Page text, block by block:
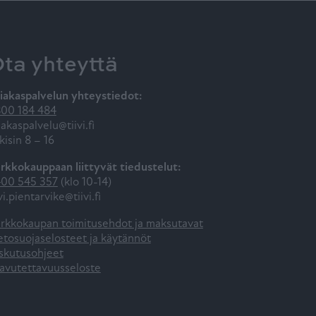
yhteyttä
yhteystiedot:
184 484
8 – 16
liittyvät tiedustelut:
545 357(klo 10-14)
toimitusehdot ja maksutavat
ja käytännöt